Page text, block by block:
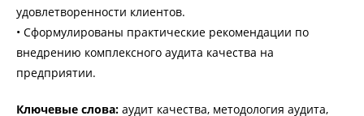
удовлетворенности клиентов.
• Сформулированы практические рекомендации по
внедрению комплексного аудита качества на
предприятии.
Ключевые слова: аудит качества, методология аудита,